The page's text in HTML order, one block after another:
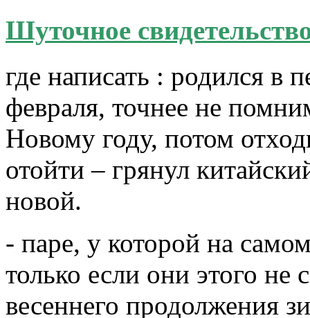
Шуточное
где написать : родился в
февраля, точнее не
Новому году, потом
отойти – грянул
новой.
- паре, у которой на
только если они этого
весеннего продолжения